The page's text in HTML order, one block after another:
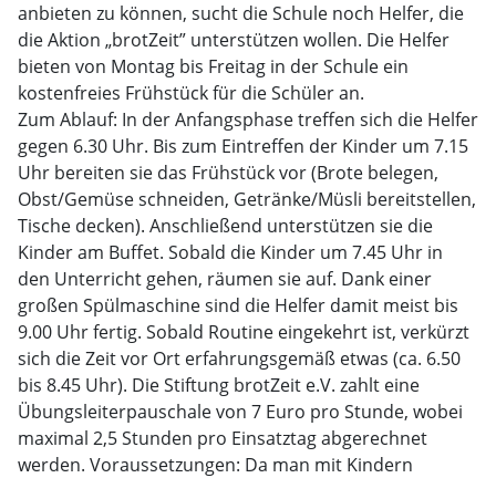
anbieten zu können, sucht die Schule noch Helfer, die
die Aktion „brotZeit” unterstützen wollen. Die Helfer
bieten von Montag bis Freitag in der Schule ein
kostenfreies Frühstück für die Schüler an.
Zum Ablauf: In der Anfangsphase treffen sich die Helfer
gegen 6.30 Uhr. Bis zum Eintreffen der Kinder um 7.15
Uhr bereiten sie das Frühstück vor (Brote belegen,
Obst/Gemüse schneiden, Getränke/Müsli bereitstellen,
Tische decken). Anschließend unterstützen sie die
Kinder am Buffet. Sobald die Kinder um 7.45 Uhr in
den Unterricht gehen, räumen sie auf. Dank einer
großen Spülmaschine sind die Helfer damit meist bis
9.00 Uhr fertig. Sobald Routine eingekehrt ist, verkürzt
sich die Zeit vor Ort erfahrungsgemäß etwas (ca. 6.50
bis 8.45 Uhr). Die Stiftung brotZeit e.V. zahlt eine
Übungsleiterpauschale von 7 Euro pro Stunde, wobei
maximal 2,5 Stunden pro Einsatztag abgerechnet
werden. Voraussetzungen: Da man mit Kindern